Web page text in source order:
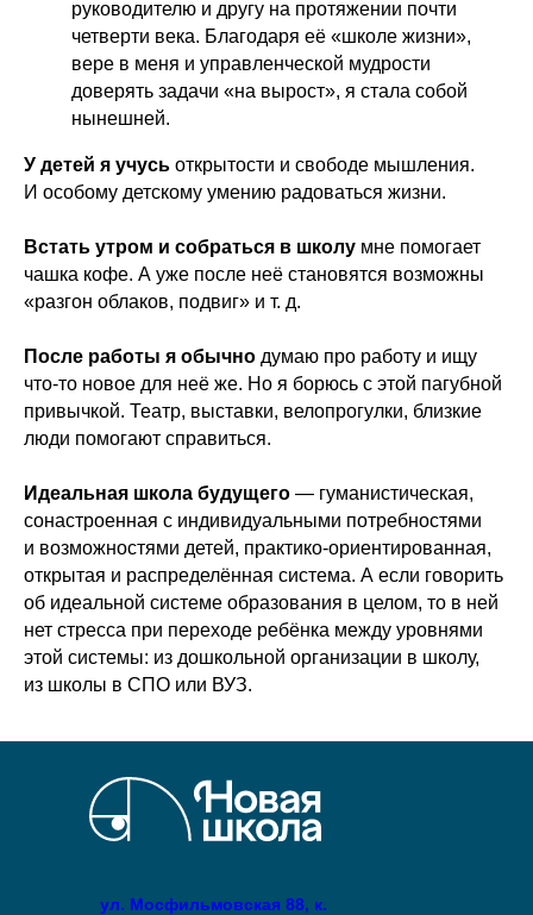
руководителю и другу на протяжении почти
четверти века. Благодаря её «школе жизни»,
вере в меня и управленческой мудрости
доверять задачи «на вырост», я стала собой
нынешней.
У детей я учусь открытости и свободе мышления.
И особому детскому умению радоваться жизни.
Встать утром и собраться в школу мне помогает
чашка кофе. А уже после неё становятся возможны
«разгон облаков, подвиг» и т. д.
После работы я обычно думаю про работу и ищу
что-то новое для неё же. Но я борюсь с этой пагубной
привычкой. Театр, выставки, велопрогулки, близкие
люди помогают справиться.
Идеальная школа будущего — гуманистическая,
сонастроенная с индивидуальными потребностями
и возможностями детей, практико-ориентированная,
открытая и распределённая система. А если говорить
об идеальной системе образования в целом, то в ней
нет стресса при переходе ребёнка между уровнями
этой системы: из дошкольной организации в школу,
из школы в СПО или ВУЗ.
ул. Мосфильмовская 88, к.